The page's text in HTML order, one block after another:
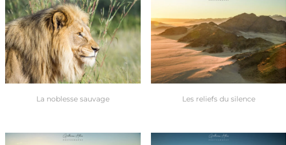
La noblesse sauvage Les reliefs du silence